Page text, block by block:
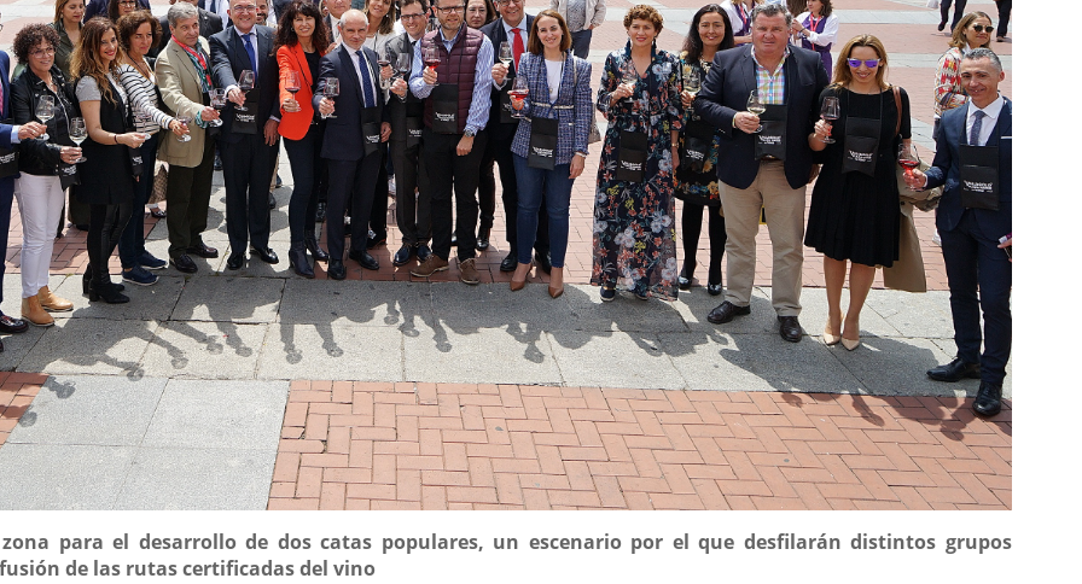
para el desarrollo de dos catas populares, un escenario por el que desfilarán distintos grupos
de las rutas certificadas del vino